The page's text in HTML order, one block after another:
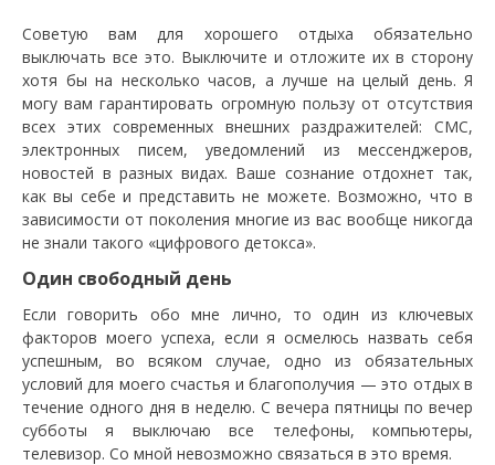
Советую вам для хорошего отдыха обязательно
выключать все это. Выключите и отложите их в сторону
хотя бы на несколько часов, а лучше на целый день. Я
могу вам гарантировать огромную пользу от отсутствия
всех этих современных внешних раздражителей: СМС,
электронных писем, уведомлений из мессенджеров,
новостей в разных видах. Ваше сознание отдохнет так,
как вы себе и представить не можете. Возможно, что в
зависимости от поколения многие из вас вообще никогда
не знали такого «цифрового детокса».
Один свободный день
Если говорить обо мне лично, то один из ключевых
факторов моего успеха, если я осмелюсь назвать себя
успешным, во всяком случае, одно из обязательных
условий для моего счастья и благополучия — это отдых в
течение одного дня в неделю. С вечера пятницы по вечер
субботы я выключаю все телефоны, компьютеры,
телевизор. Со мной невозможно связаться в это время.